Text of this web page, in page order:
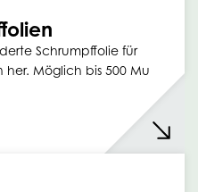
Schrumpffolie für
Möglich bis 500 Mu